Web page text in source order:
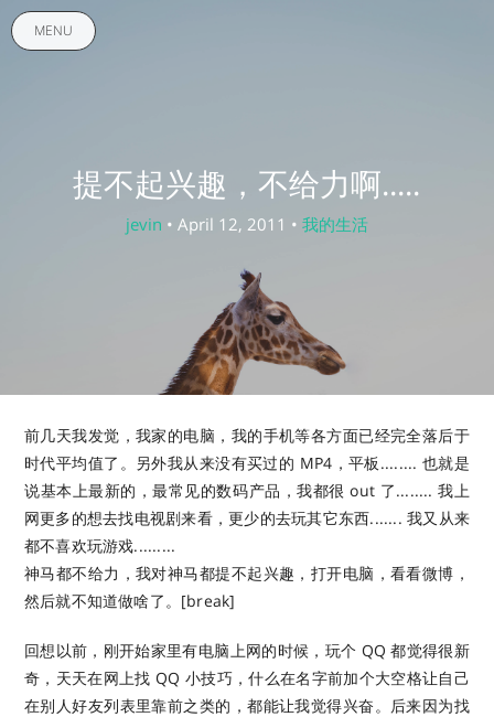
MENU
提不起兴趣，不给力啊.....
jevin • April 12, 2011 • 我的生活
前几天我发觉，我家的电脑，我的手机等各方面已经完全落后于
时代平均值了。另外我从来没有买过的 MP4，平板........ 也就是
说基本上最新的，最常见的数码产品，我都很 out 了........ 我上
网更多的想去找电视剧来看，更少的去玩其它东西....... 我又从来
都不喜欢玩游戏.........
神马都不给力，我对神马都提不起兴趣，打开电脑，看看微博，
然后就不知道做啥了。[break]
回想以前，刚开始家里有电脑上网的时候，玩个 QQ 都觉得很新
奇，天天在网上找 QQ 小技巧，什么在名字前加个大空格让自己
在别人好友列表里靠前之类的，都能让我觉得兴奋。后来因为找